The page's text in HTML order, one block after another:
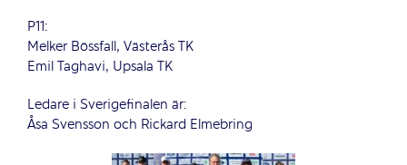
P11:
Melker Bössfall, Västerås TK
Emil Taghavi, Upsala TK
Ledare i Sverigefinalen är:
Åsa Svensson och Rickard Elmebring